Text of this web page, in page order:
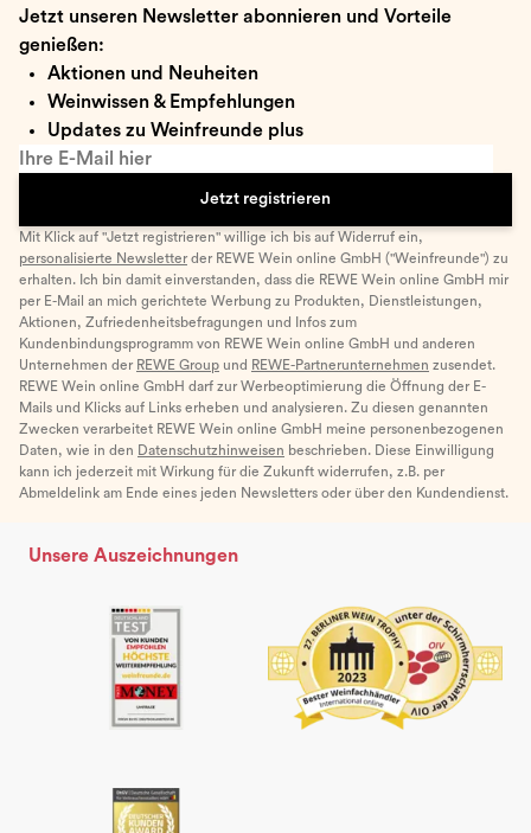
Jetzt unseren Newsletter abonnieren und Vorteile
genießen:
Aktionen und Neuheiten
Weinwissen & Empfehlungen
Updates zu Weinfreunde plus
Ihre E-Mail hier
Jetzt registrieren
Mit Klick auf "Jetzt registrieren" willige ich bis auf Widerruf ein,
personalisierte Newsletter der REWE Wein online GmbH ("Weinfreunde") zu
erhalten. Ich bin damit einverstanden, dass die REWE Wein online GmbH mir
per E-Mail an mich gerichtete Werbung zu Produkten, Dienstleistungen,
Aktionen, Zufriedenheitsbefragungen und Infos zum
Kundenbindungsprogramm von REWE Wein online GmbH und anderen
Unternehmen der REWE Group und REWE-Partnerunternehmen zusendet.
REWE Wein online GmbH darf zur Werbeoptimierung die Öffnung der E-
Mails und Klicks auf Links erheben und analysieren. Zu diesen genannten
Zwecken verarbeitet REWE Wein online GmbH meine personenbezogenen
Daten, wie in den Datenschutzhinweisen beschrieben. Diese Einwilligung
kann ich jederzeit mit Wirkung für die Zukunft widerrufen, z.B. per
Abmeldelink am Ende eines jeden Newsletters oder über den Kundendienst.
Unsere Auszeichnungen